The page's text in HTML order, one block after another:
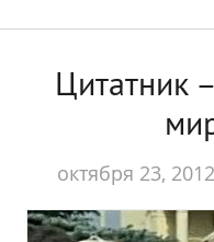
Цитатник
октября 23, 2012